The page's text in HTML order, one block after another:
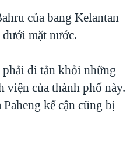
VIỆT NAM
của bang Kelantan
mặt nước.
phải di tản khỏi những
của thành phố này.
kế cận cũng bị